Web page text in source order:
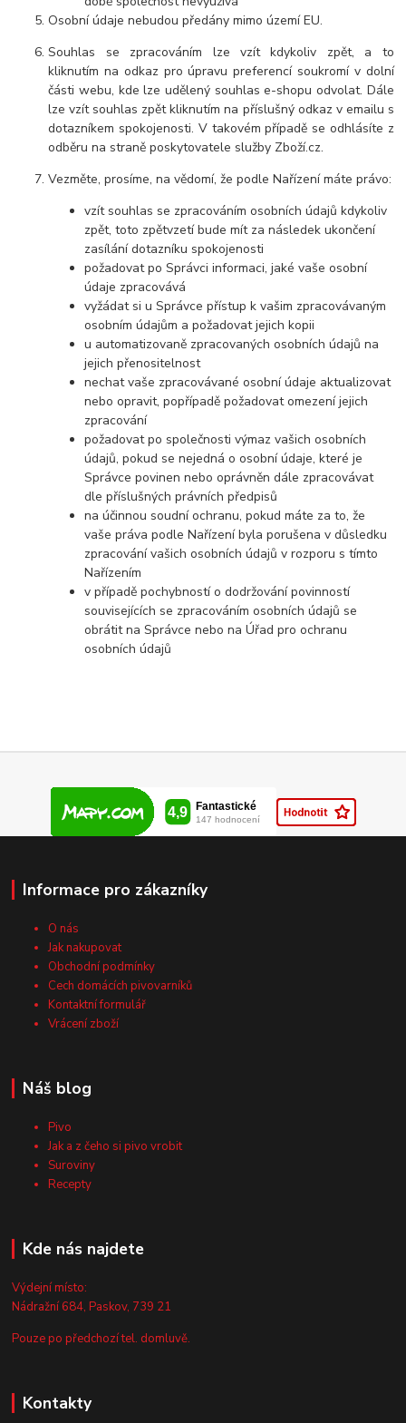
Osobní údaje nebudou předány mimo území EU.
Souhlas se zpracováním lze vzít kdykoliv zpět, a to
kliknutím na odkaz pro úpravu preferencí soukromí v dolní
části webu, kde lze udělený souhlas e-shopu odvolat. Dále
lze vzít souhlas zpět kliknutím na příslušný odkaz v emailu s
dotazníkem spokojenosti. V takovém případě se odhlásíte z
odběru na straně poskytovatele služby Zboží.cz.
Vezměte, prosíme, na vědomí, že podle Nařízení máte právo:
vzít souhlas se zpracováním osobních údajů kdykoliv
zpět, toto zpětvzetí bude mít za následek ukončení
zasílání dotazníku spokojenosti
požadovat po Správci informaci, jaké vaše osobní
údaje zpracovává
vyžádat si u Správce přístup k vašim zpracovávaným
osobním údajům a požadovat jejich kopii
u automatizovaně zpracovaných osobních údajů na
jejich přenositelnost
nechat vaše zpracovávané osobní údaje aktualizovat
nebo opravit, popřípadě požadovat omezení jejich
zpracování
požadovat po společnosti výmaz vašich osobních
údajů, pokud se nejedná o osobní údaje, které je
Správce povinen nebo oprávněn dále zpracovávat
dle příslušných právních předpisů
na účinnou soudní ochranu, pokud máte za to, že
vaše práva podle Nařízení byla porušena v důsledku
zpracování vašich osobních údajů v rozporu s tímto
Nařízením
v případě pochybností o dodržování povinností
souvisejících se zpracováním osobních údajů se
obrátit na Správce nebo na Úřad pro ochranu
osobních údajů
Informace pro zákazníky
O nás
Jak nakupovat
Obchodní podmínky
Cech domácích pivovarníků
Kontaktní formulář
Vrácení zboží
Náš blog
Pivo
Jak a z čeho si pivo vrobit
Suroviny
Recepty
Kde nás najdete
Výdejní místo:
Nádražní 684, Paskov, 739 21
Pouze po předchozí tel. domluvě.
Kontakty